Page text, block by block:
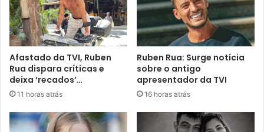
Afastado da TVI, Ruben
Rua dispara críticas e
deixa ‘recados’…
11 horas atrás
Ruben Rua: Surge notícia
sobre o antigo
apresentador da TVI
16 horas atrás